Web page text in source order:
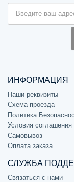
ИНФОРМАЦИЯ
Наши реквизиты
Схема проезда
Политика
Условия соглашения
Самовывоз
Оплата заказа
СЛУЖБА
Связаться с нами